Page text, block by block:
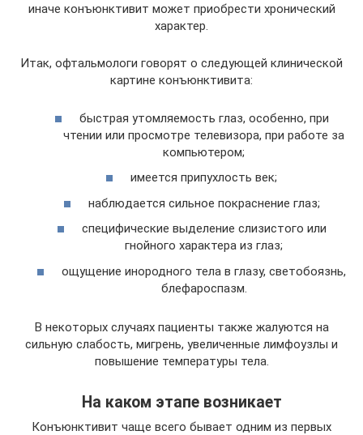
иначе конъюнктивит может приобрести хронический
характер.
Итак, офтальмологи говорят о следующей клинической
картине конъюнктивита:
быстрая утомляемость глаз, особенно, при
чтении или просмотре телевизора, при работе за
компьютером;
имеется припухлость век;
наблюдается сильное покраснение глаз;
специфические выделение слизистого или
гнойного характера из глаз;
ощущение инородного тела в глазу, светобоязнь,
блефароспазм.
В некоторых случаях пациенты также жалуются на
сильную слабость, мигрень, увеличенные лимфоузлы и
повышение температуры тела.
На каком этапе возникает
Конъюнктивит чаще всего бывает одним из первых